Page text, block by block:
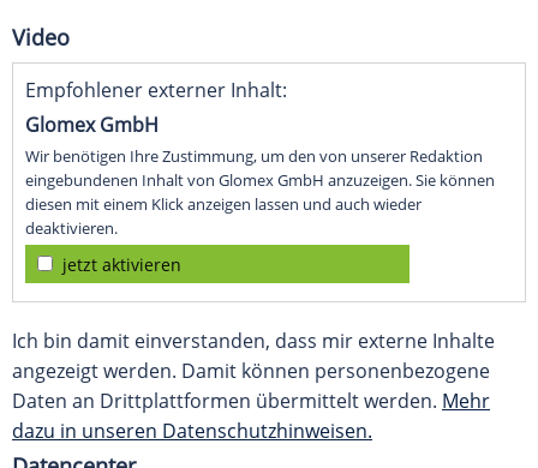
Video
Empfohlener externer Inhalt:
Glomex GmbH
Wir benötigen Ihre Zustimmung, um den von unserer Redaktion
eingebundenen Inhalt von Glomex GmbH anzuzeigen. Sie können
diesen mit einem Klick anzeigen lassen und auch wieder
deaktivieren.
jetzt aktivieren
Ich bin damit einverstanden, dass mir externe Inhalte
angezeigt werden. Damit können personenbezogene
Daten an Drittplattformen übermittelt werden. Mehr
dazu in unseren Datenschutzhinweisen.